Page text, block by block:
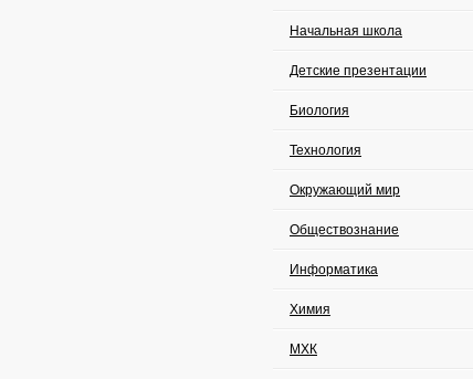
Начальная школа
Детские презентации
Биология
Технология
Окружающий мир
Обществознание
Информатика
Химия
МХК